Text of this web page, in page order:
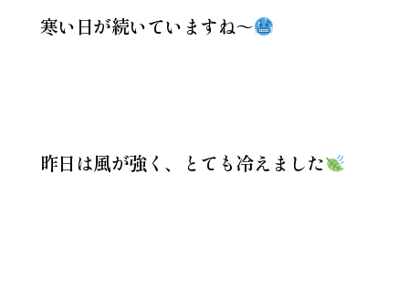
寒い日が続いていますね～
昨日は風が強く、とても冷えました